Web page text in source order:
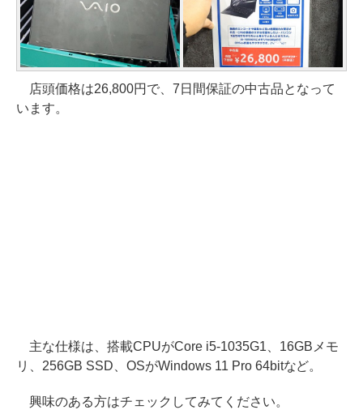
店頭価格は26,800円で、7日間保証の中古品となって
います。
主な仕様は、搭載CPUがCore i5-1035G1、16GBメモ
リ、256GB SSD、OSがWindows 11 Pro 64bitなど。
興味のある方はチェックしてみてください。